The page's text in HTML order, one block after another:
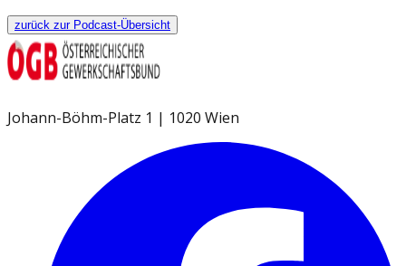
zurück zur Podcast-Übersicht
Johann-Böhm-Platz 1 | 1020 Wien